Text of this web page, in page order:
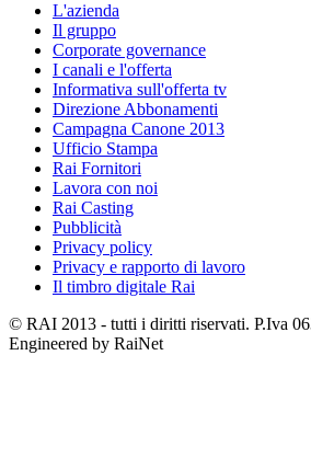
L'azienda
Il gruppo
Corporate governance
I canali e l'offerta
Informativa sull'offerta tv
Direzione Abbonamenti
Campagna Canone 2013
Ufficio Stampa
Rai Fornitori
Lavora con noi
Rai Casting
Pubblicità
Privacy policy
Privacy e rapporto di lavoro
Il timbro digitale Rai
© RAI 2013 - tutti i diritti riservati. P.Iva
Engineered by RaiNet